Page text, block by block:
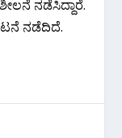
ನಡೆಸಿದ್ದಾರೆ.
ನಡೆದಿದೆ.